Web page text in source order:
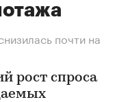
почти на
рост спроса